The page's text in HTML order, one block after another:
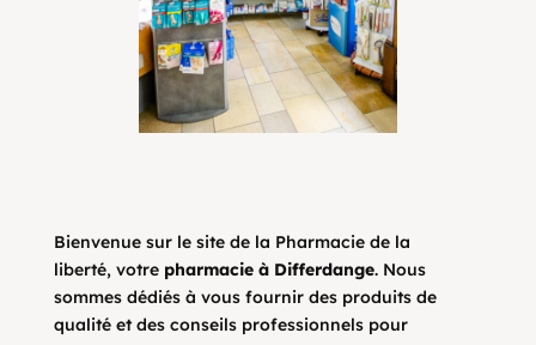
Bienvenue sur le site de la Pharmacie de la
liberté, votre pharmacie à Differdange. Nous
sommes dédiés à vous fournir des produits de
qualité et des conseils professionnels pour